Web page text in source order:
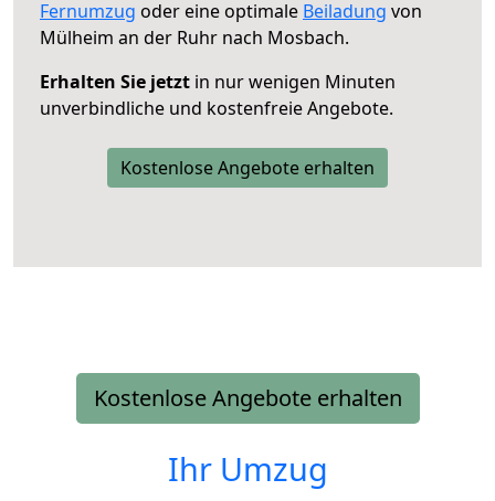
Fernumzug oder eine optimale Beiladung von
Mülheim an der Ruhr nach Mosbach.
Erhalten Sie jetzt in nur wenigen Minuten
unverbindliche und kostenfreie Angebote.
Kostenlose Angebote erhalten
Kostenlose Angebote erhalten
Ihr Umzug